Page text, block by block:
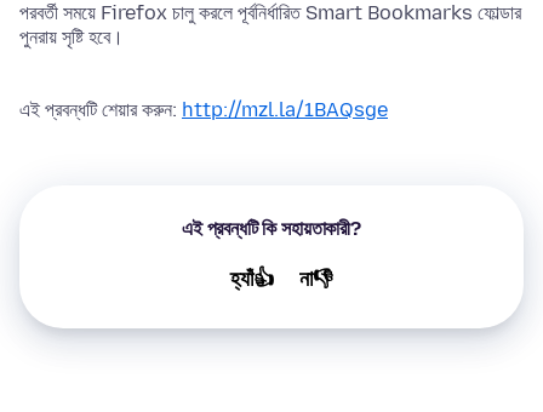
পরবর্তী সময়ে Firefox চালু করলে পূর্বনির্ধারিত Smart Bookmarks ফোল্ডার
পুনরায় সৃষ্টি হবে।
এই প্রবন্ধটি শেয়ার করুন: http://mzl.la/1BAQsge
এই প্রবন্ধটি কি সহায়তাকারী?
হ্যাঁ👍 না👎